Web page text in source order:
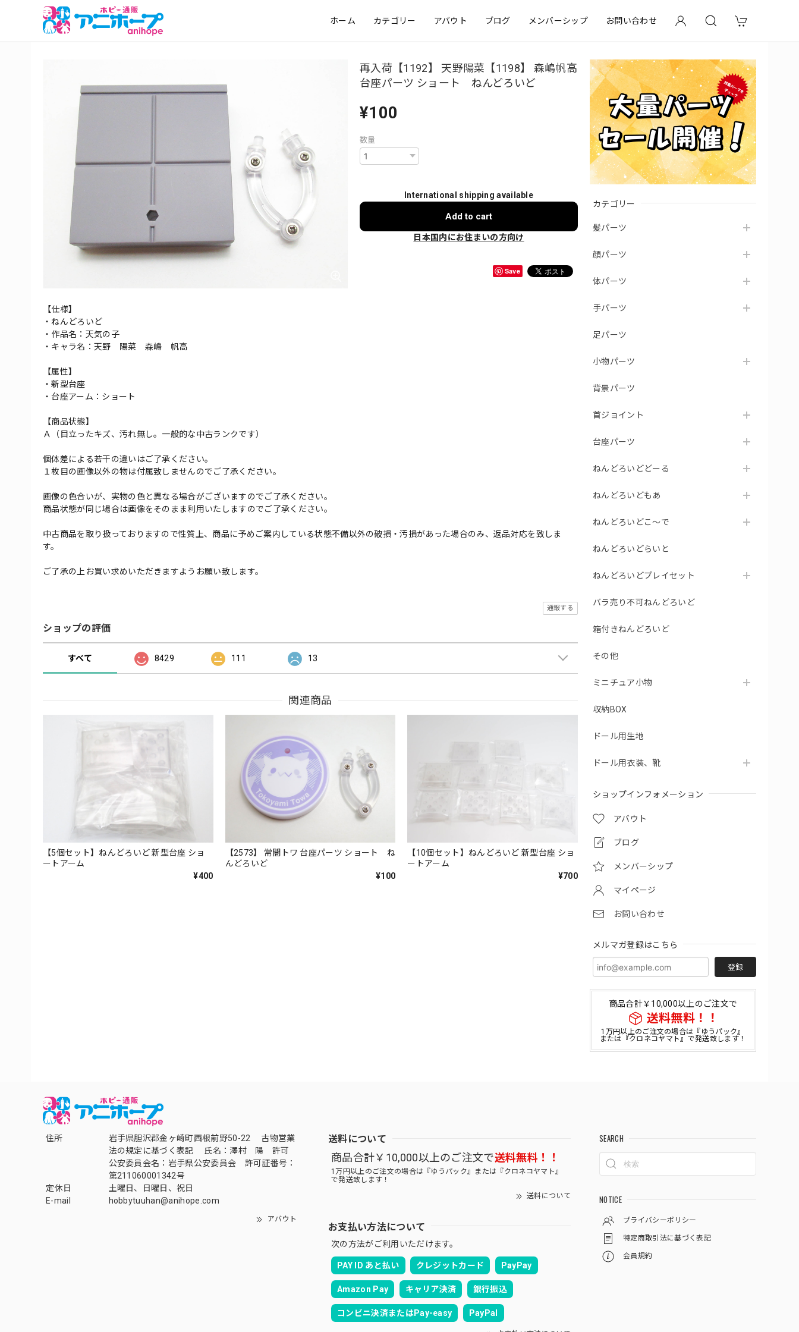
ホーム カテゴリー アバウト ブログ メンバーシップ お問い合わせ
カテゴリー
髪パーツ
顔パーツ
体パーツ
手パーツ
足パーツ
小物パーツ
背景パーツ
首ジョイント
台座パーツ
ねんどろいどどーる
ねんどろいどもあ
ねんどろいどこ～で
ねんどろいどらいと
ねんどろいどプレイセット
バラ売り不可ねんどろいど
箱付きねんどろいど
その他
ミニチュア小物
収納BOX
ドール用生地
ドール用衣装、靴
ショップインフォメーション
アバウト
ブログ
メンバーシップ
マイページ
お問い合わせ
メルマガ登録はこちら
登録
商品合計￥10,000以上のご注文で
送料無料！！
1万円以上のご注文の場合は『ゆうパック』
または『クロネコヤマト』で発送致します！
再入荷【1192】 天野陽菜【1198】 森嶋帆高
台座パーツ ショート ねんどろいど
¥100
数量
International shipping available
Add to cart
日本国内にお住まいの方向け
Save
【仕様】
・ねんどろいど
・作品名：天気の子
・キャラ名：天野 陽菜 森嶋 帆高
【属性】
・新型台座
・台座アーム：ショート
【商品状態】
Ａ（目立ったキズ、汚れ無し。一般的な中古ランクです）
個体差による若干の違いはご了承ください。
１枚目の画像以外の物は付属致しませんのでご了承ください。
画像の色合いが、実物の色と異なる場合がございますのでご了承ください。
商品状態が同じ場合は画像をそのまま利用いたしますのでご了承ください。
中古商品を取り扱っておりますので性質上、商品に予めご案内している状態不備以外の破損・汚損があった場合のみ、返品対応を致しま
す。
ご了承の上お買い求めいただきますようお願い致します。
通報する
ショップの評価
すべて 8429 111 13
関連商品
【5個セット】ねんどろいど 新型台座 ショ
ートアーム
¥400
【2573】 常闇トワ 台座パーツ ショート ね
んどろいど
¥100
【10個セット】ねんどろいど 新型台座 ショ
ートアーム
¥700
住所
岩手県胆沢郡金ヶ崎町西根前野50-22 古物営業
法の規定に基づく表記 氏名：澤村 陽 許可
公安委員会名：岩手県公安委員会 許可証番号：
第211060001342号
定休日
土曜日、日曜日、祝日
E-mail
hobbytuuhan@anihope.com
アバウト
送料について
商品合計￥10,000以上のご注文で送料無料！！
1万円以上のご注文の場合は『ゆうパック』または『クロネコヤマト』
で発送致します！
送料について
お支払い方法について
次の方法がご利用いただけます。
PAY ID あと払い クレジットカード PayPay
Amazon Pay キャリア決済 銀行振込
コンビニ決済またはPay-easy PayPal
SEARCH
NOTICE
プライバシーポリシー
特定商取引法に基づく表記
会員規約